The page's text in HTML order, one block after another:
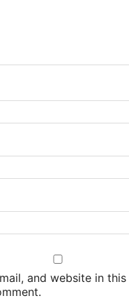
and website in